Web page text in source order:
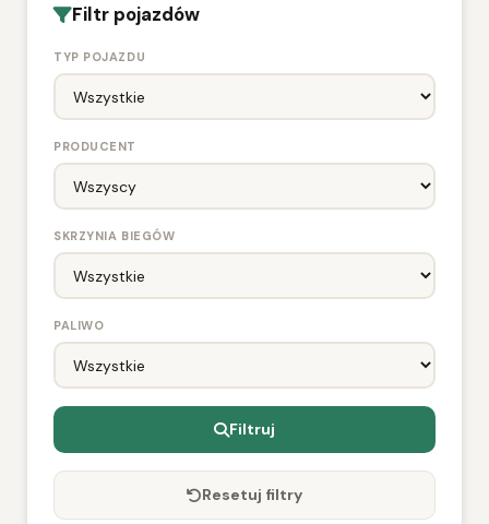
Filtr pojazdów
TYP POJAZDU
PRODUCENT
SKRZYNIA BIEGÓW
PALIWO
Filtruj
Resetuj filtry